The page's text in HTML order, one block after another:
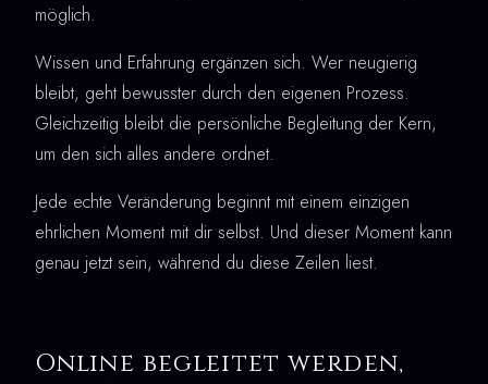
möglich.
Wissen und Erfahrung ergänzen sich. Wer neugierig
bleibt, geht bewusster durch den eigenen Prozess.
Gleichzeitig bleibt die persönliche Begleitung der Kern,
um den sich alles andere ordnet.
Jede echte Veränderung beginnt mit einem einzigen
ehrlichen Moment mit dir selbst. Und dieser Moment kann
genau jetzt sein, während du diese Zeilen liest.
Online begleitet werden,